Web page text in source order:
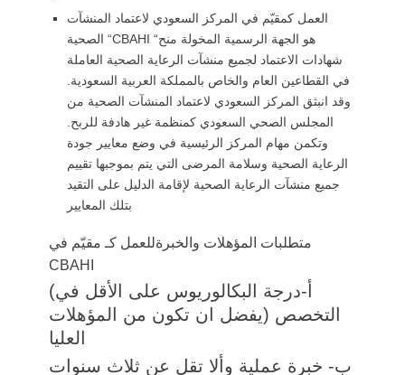
العمل كمقيّم في المركز السعودي لاعتماد المنشآت
الصحية “CBAHI “هو الجهة الرسمية المخولة منح
شهادات الاعتماد لجميع منشآت الرعاية الصحية العاملة
في القطاعين العام والخاص بالمملكة العربية السعودية.
وقد انبثق المركز السعودي لاعتماد المنشآت الصحية من
المجلس الصحي السعودي كمنظمة غير هادفة للربح.
وتكمن مهام المركز الرئيسية في وضع معايير جودة
الرعاية الصحية وسلامة المرضى التي يتم بموجبها تقييم
جميع منشآت الرعاية الصحية لإقامة الدليل على التقيد
بتلك المعايير
متطلبات المؤهلات والخبرةللعمل كـ مقيّم في
CBAHI
(أ‌-درجة البكالوريوس على الأقل في
التخصص (يفضل ان تكون من المؤهلات
العليا
ب‌- خبرة عملية وألا تقل عن ثلاث سنوات